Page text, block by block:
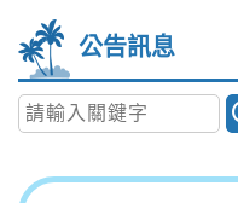
公告訊息